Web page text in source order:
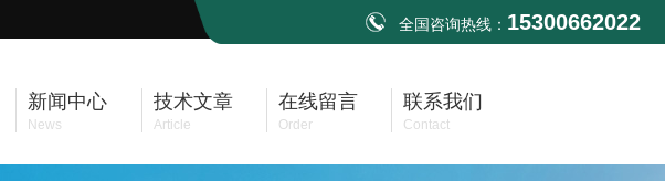
全国咨询热线： 15300662022
新闻中心
News
技术文章
Article
在线留言
Order
联系我们
Contact